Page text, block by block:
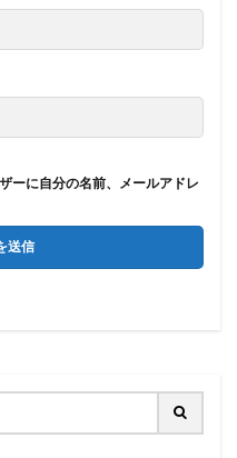
ーに自分の名前、メールアドレ